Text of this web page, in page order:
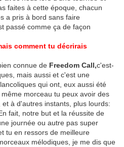
faites à cette époque, chacun
a pris à bord sans faire
passé comme ça de façon
comment tu décrirais
connue de Freedom Call,c'est-
mais aussi et c'est une
qui ont, eux aussi été
morceau tu peux avoir des
à d'autres instants, plus lourds:
fait, notre but et la réussite de
journée ou autre pas super
tu en ressors de meilleure
mélodiques, je me dis que